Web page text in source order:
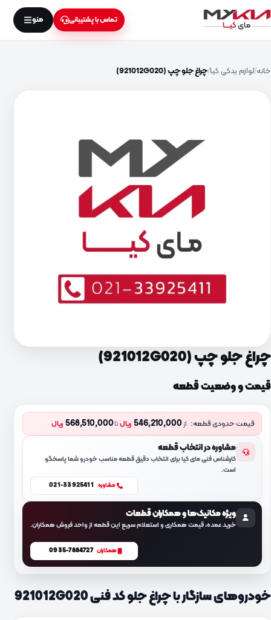
تماس با پشتیبانی منو
خانه لوازم یدکی کیا چراغ جلو چپ (921012G020)
چراغ جلو چپ (921012G020)
قیمت و وضعیت قطعه
قیمت حدودی قطعه: از546,210,000 ریالتا568,510,000 ریال
مشاوره در انتخاب قطعه
کارشناس فنی مای کیا برای انتخاب دقیق قطعه مناسب خودرو شما پاسخگو
است.
مشاوره 021-33925411
ویژه مکانیک‌ها و همکاران قطعات
خرید عمده، قیمت همکاری و استعلام سریع این قطعه از واحد فروش همکاران.
همکاران 0935-7884727
خودروهای سازگار با چراغ جلو کد فنی 921012G020